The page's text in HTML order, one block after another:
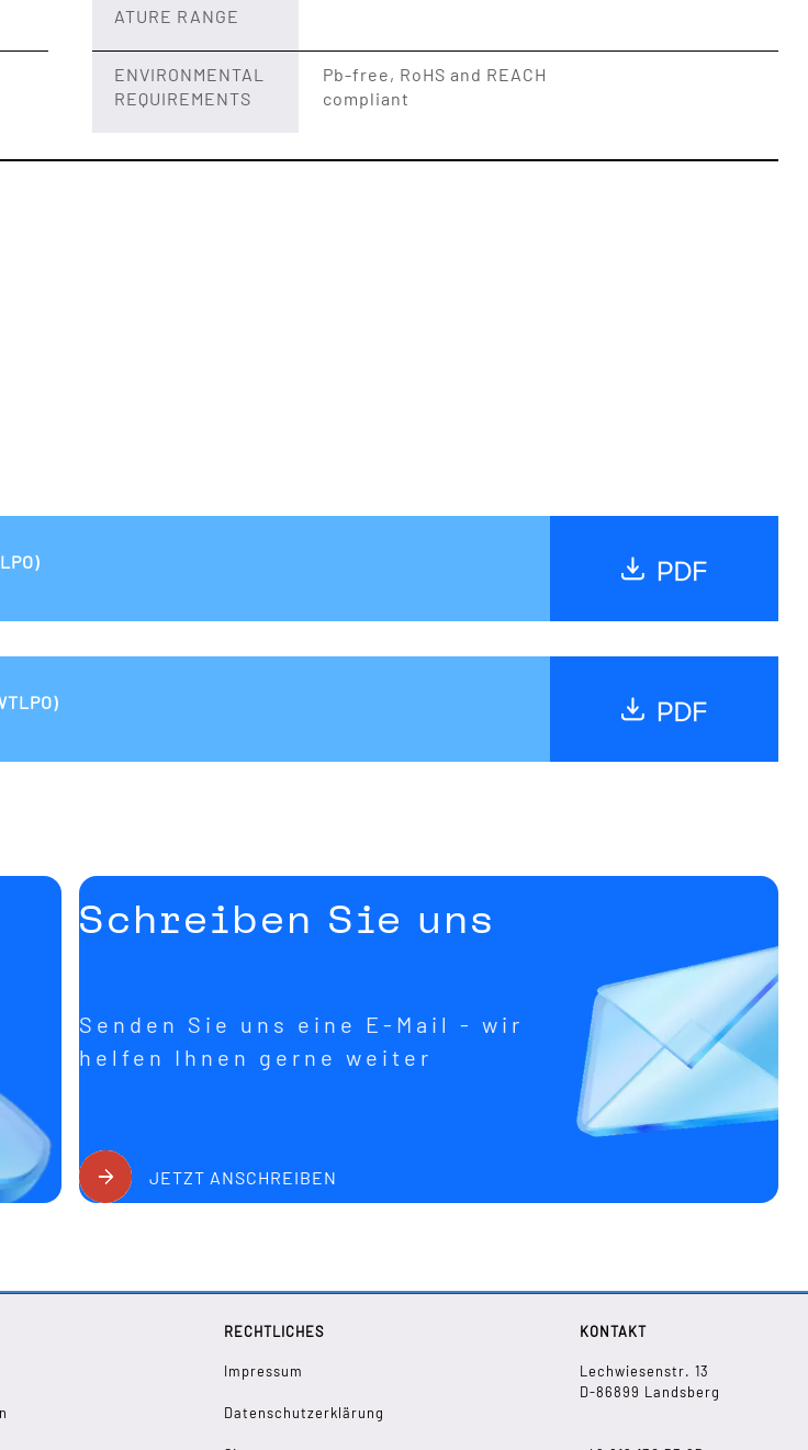
ATURE RANGE
ENVIRONMENTAL
REQUIREMENTS
Pb-free, RoHS and REACH
compliant
Schreiben Sie uns
Senden Sie uns eine E-Mail - wir
helfen Ihnen gerne weiter
JETZT ANSCHREIBEN
RECHTLICHES
Impressum
Datenschutzerklärung
KONTAKT
Lechwiesenstr. 13
D-86899 Landsberg